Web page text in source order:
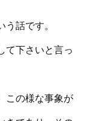
話です。
て下さいと言っ
この様な事象が